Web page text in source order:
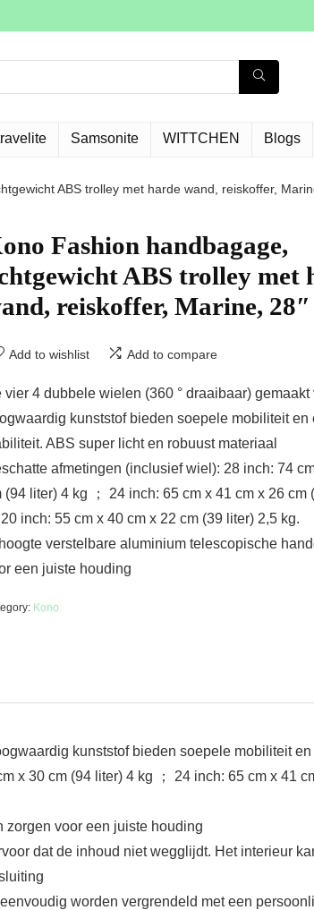
Samsonite WITTCHEN Blogs
ABS trolley met harde wand, reiskoffer,
Fashion handbagage,
ABS trolley met
reiskoffer, Marine, 28″
Add to wishlist Add to compare
vier 4 dubbele wielen (360 ° draaibaar) gemaakt
kunststof bieden soepele mobiliteit en
ABS super licht en robuust materiaal
afmetingen (inclusief wiel): 28 inch: 74
(94 liter) 4 kg ； 24 inch: 65 cm x 41 cm x 26 cm
20 inch: 55 cm x 40 cm x 22 cm (39 liter) 2,5 kg.
hoogte verstelbare aluminium telescopische
een juiste houding
Kono
kunststof bieden soepele mobiliteit
x 30 cm (94 liter) 4 kg ； 24 inch: 65 cm x 41
zorgen voor een juiste houding
dat de inhoud niet wegglijdt. Het interieur
worden vergrendeld met een